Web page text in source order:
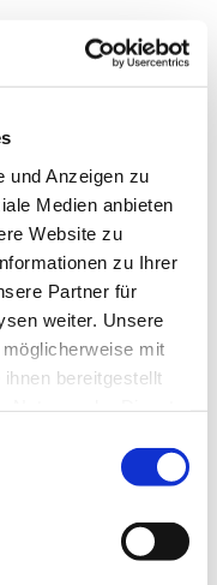
und Anzeigen zu
Medien anbieten
Website zu
zu Ihrer
Partner für
weiter. Unsere
mit
bereitgestellt